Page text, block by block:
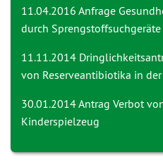
11.04.2016 Anfrage
durch Sprengstoffsuchgeräte
11.11.2014
von Reserveantibiotika in
30.01.2014 Antrag Verbot
Kinderspielzeug